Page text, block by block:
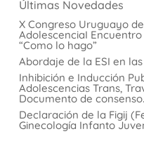
Últimas Novedades
X Congreso Uruguayo
AdolescenciaI Encuentro
“Como lo hago”
Abordaje de la ESI en
Inhibición e Inducción
Adolescencias Trans,
Documento de consenso.
Declaración de la Figij
Ginecología Infanto